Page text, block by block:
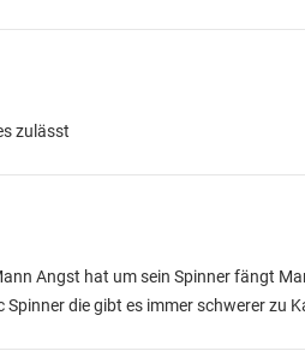
zulässt
Angst hat um sein Spinner fängt
die gibt es immer schwerer zu